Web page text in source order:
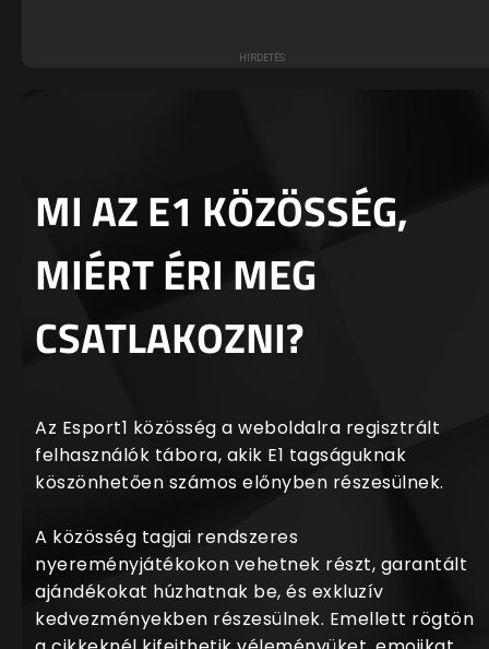
MI AZ E1 KÖZÖSSÉG,
MIÉRT ÉRI MEG
CSATLAKOZNI?
Az Esport1 közösség a weboldalra regisztrált
felhasználók tábora, akik E1 tagságuknak
köszönhetően számos előnyben részesülnek.
A közösség tagjai rendszeres
nyereményjátékokon vehetnek részt, garantált
ajándékokat húzhatnak be, és exkluzív
kedvezményekben részesülnek. Emellett rögtön